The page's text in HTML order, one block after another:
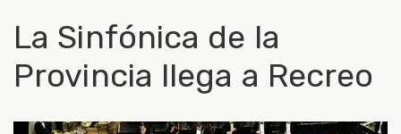
La Sinfónica de la
Provincia llega a Recreo